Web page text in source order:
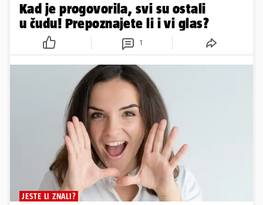
Kad je progovorila, svi su ostali
u čudu! Prepoznajete li i vi glas?
1
JESTE LI ZNALI?